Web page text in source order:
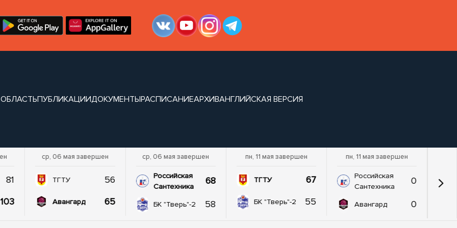
ПУБЛИКАЦИИДОКУМЕНТЫРАСПИСАНИЕАРХИВАНГЛИЙСКАЯ ВЕРСИЯ
81
103
ср, 06 мая завершен
ТГТУ 56
Авангард 65
ср, 06 мая завершен
Российская
Сантехника
68
БК "Тверь"-2 58
пн, 11 мая завершен
ТГТУ 67
БК "Тверь"-2 55
пн, 11 мая завершен
Российская
Сантехника
0
Авангард 0